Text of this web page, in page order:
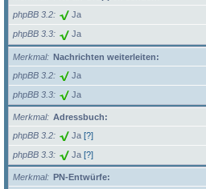
phpBB 3.2
Ja
phpBB 3.3 Ja
Merkmal
Nachrichten weiterleiten:
phpBB 3.2
Ja
phpBB 3.3 Ja
Merkmal
Adressbuch:
phpBB 3.2
Ja [?]
phpBB 3.3 Ja [?]
Merkmal
PN-Entwürfe: